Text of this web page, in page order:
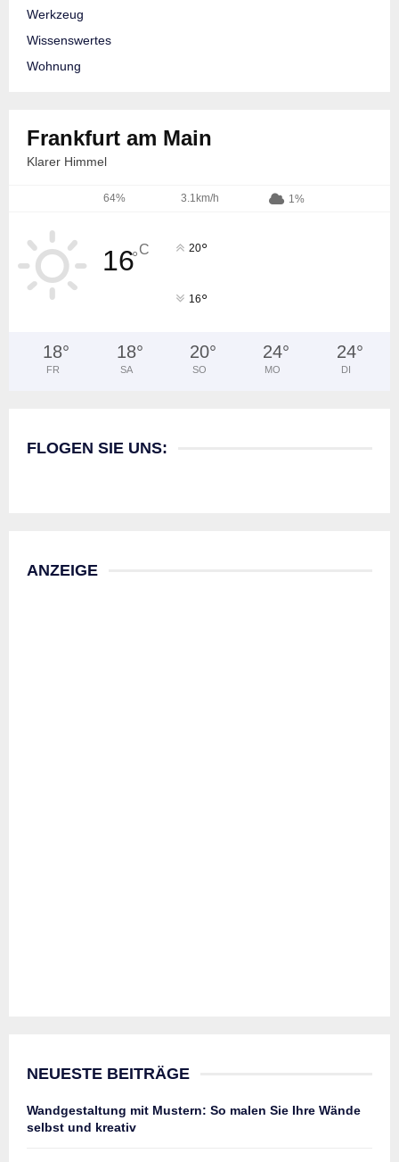
Werkzeug
Wissenswertes
Wohnung
Frankfurt am Main
Klarer Himmel
64% 3.1km/h 1%
16°C 20°
16°
18°
FR
18°
SA
20°
SO
24°
MO
24°
DI
FLOGEN SIE UNS:
ANZEIGE
NEUESTE BEITRÄGE
Wandgestaltung mit Mustern: So malen Sie Ihre Wände
selbst und kreativ